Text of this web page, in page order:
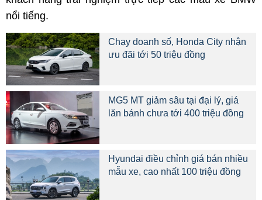
nổi tiếng.
Chạy doanh số, Honda City nhận
ưu đãi tới 50 triệu đồng
MG5 MT giảm sâu tại đại lý, giá
lăn bánh chưa tới 400 triệu đồng
Hyundai điều chỉnh giá bán nhiều
mẫu xe, cao nhất 100 triệu đồng